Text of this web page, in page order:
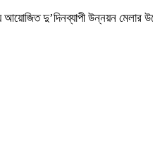
আয়োজিত দু’দিনব্যাপী উন্নয়ন মেলার